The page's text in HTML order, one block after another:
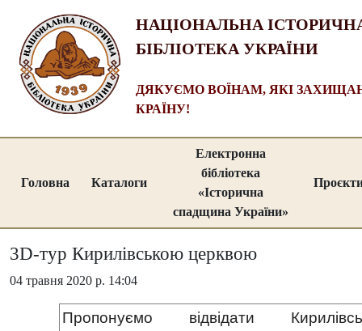
НАЦІОНАЛЬНА
БІБЛІОТЕКА УКРАЇНИ
ДЯКУЄМО ВОЇНАМ, ЯКІ
КРАЇНУ!
Головна Каталоги
Електронна
бібліотека
«Історична
спадщина України»
3D-тур Кирилівською церквою
04 травня 2020 р. 14:04
Пропонуємо відвідати